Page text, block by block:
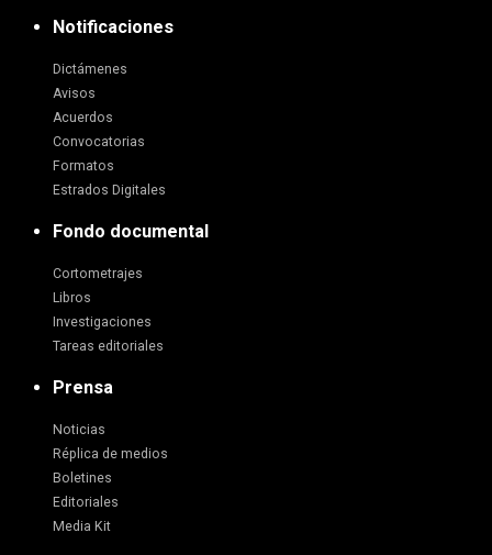
Notificaciones
Dictámenes
Avisos
Acuerdos
Convocatorias
Formatos
Estrados Digitales
Fondo documental
Cortometrajes
Libros
Investigaciones
Tareas editoriales
Prensa
Noticias
Réplica de medios
Boletines
Editoriales
Media Kit